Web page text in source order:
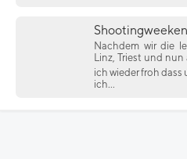
Nachdem wir die
Linz, Triest und
ich wieder froh dass
ich...